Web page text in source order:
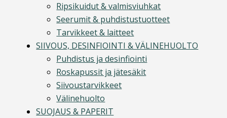
Ripsikuidut & valmisviuhkat
Seerumit & puhdistustuotteet
Tarvikkeet & laitteet
SIIVOUS, DESINFIOINTI & VÄLINEHUOLTO
Puhdistus ja desinfiointi
Roskapussit ja jätesäkit
Siivoustarvikkeet
Välinehuolto
SUOJAUS & PAPERIT